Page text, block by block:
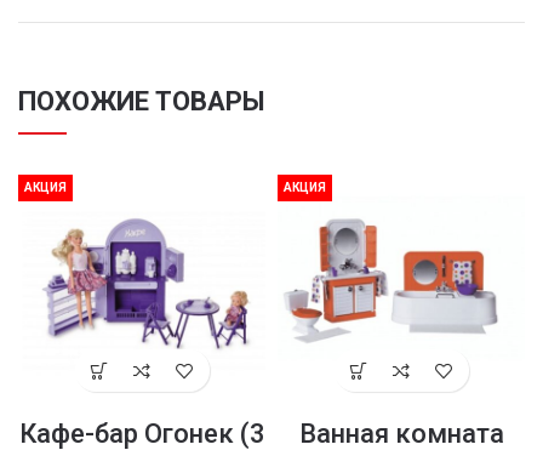
ПОХОЖИЕ ТОВАРЫ
АКЦИЯ
Кафе-бар Огонек (3
АКЦИЯ
Ванная комната